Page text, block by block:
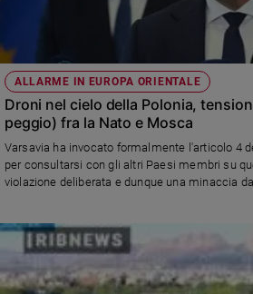
Social
ALLARME IN EUROPA ORIENTALE
Droni nel cielo della Polonia,
peggio) fra la Nato e Mosca
Varsavia ha invocato formalmente l'articolo 4
per consultarsi con gli altri Paesi membri su
violazione deliberata e dunque una minaccia